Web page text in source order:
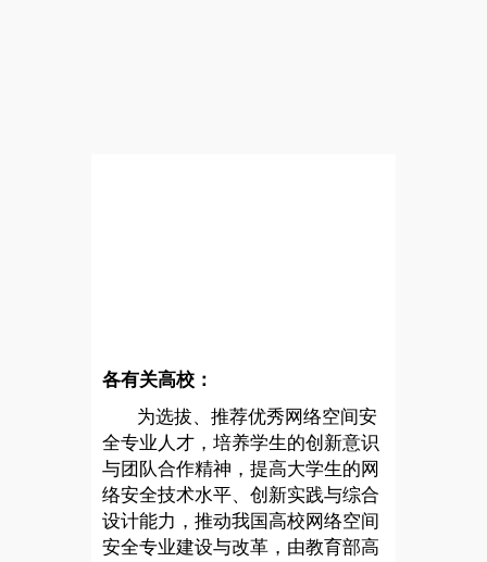
各有关高校：
为选拔、推荐优秀网络空间安
全专业人才，培养学生的创新意识
与团队合作精神，提高大学生的网
络安全技术水平、创新实践与综合
设计能力，推动我国高校网络空间
安全专业建设与改革，由教育部高